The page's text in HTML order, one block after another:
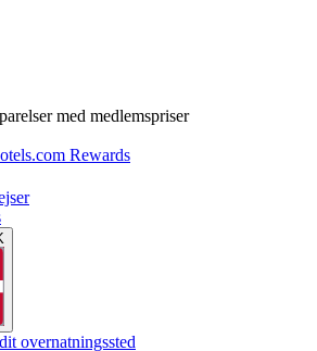
med medlemspriser
Rewards
overnatningssted